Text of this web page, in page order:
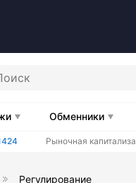
Обменники
Рыночная
Регулирование